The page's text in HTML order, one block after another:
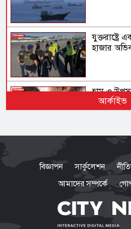
হাজার
হাম ও
মস্কোতে
নয়, ১৭
স্বরাষ্ট্রমন্ত্রী
আর্কাইভ
বিজ্ঞাপন সার্কুলেশন
আমাদের সম্পর্কে